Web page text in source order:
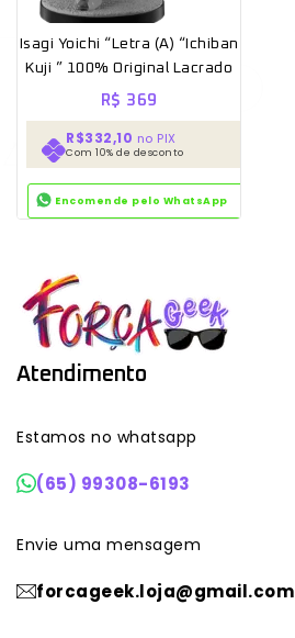
Isagi Yoichi “Letra (A) “Ichiban
Kuji ” 100% Original Lacrado
R$ 369
R$332,10 no PIX
Com 10% de desconto
Encomende pelo WhatsApp
Atendimento
Estamos no whatsapp
(65) 99308-6193
Envie uma mensagem
forcageek.loja@gmail.com